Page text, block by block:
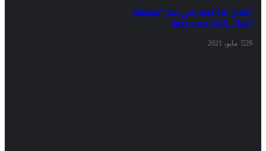
غزة صور على صدر “نيويورك
كانوا مجرد صغار